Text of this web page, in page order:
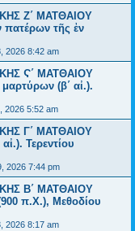
Ζ΄ ΜΑΤΘΑΙΟΥ
πατέρων τῆς ἐν
2026 8:42 am
Ϛ΄ ΜΑΤΘΑΙΟΥ
(β΄ αἰ.).
2026 5:52 am
Γ΄ ΜΑΤΘΑΙΟΥ
Τερεντίου
2026 7:44 pm
Β΄ ΜΑΤΘΑΙΟΥ
π.Χ.), Μεθοδίου
2026 8:17 am